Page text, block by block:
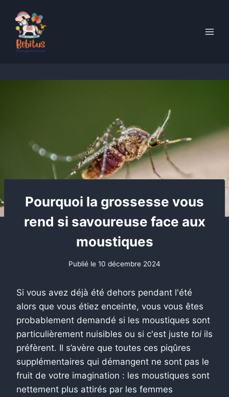
content
Pourquoi la grossesse vous
rend si savoureuse face aux
moustiques
Publié le 10 décembre 2024
Si vous avez déjà été dehors pendant l'été
alors que vous étiez enceinte, vous vous êtes
probablement demandé si les moustiques sont
particulièrement nuisibles ou si c'est juste toi ils
préfèrent. Il s’avère que toutes ces piqûres
supplémentaires qui démangent ne sont pas le
fruit de votre imagination : les moustiques sont
nettement plus attirés par les femmes